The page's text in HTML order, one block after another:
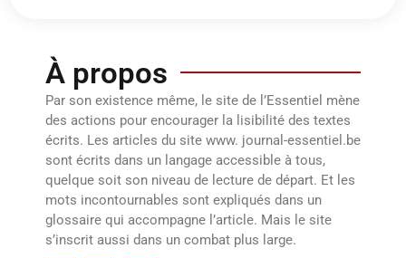
À propos
Par son existence même, le site de l’Essentiel mène
des actions pour encourager la lisibilité des textes
écrits. Les articles du site www. journal-essentiel.be
sont écrits dans un langage accessible à tous,
quelque soit son niveau de lecture de départ. Et les
mots incontournables sont expliqués dans un
glossaire qui accompagne l’article. Mais le site
s’inscrit aussi dans un combat plus large.